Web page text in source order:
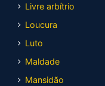
Livre arbítrio
Loucura
Luto
Maldade
Mansidão